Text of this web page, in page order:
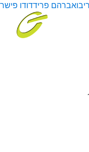
אברהם פרידדודו פישר